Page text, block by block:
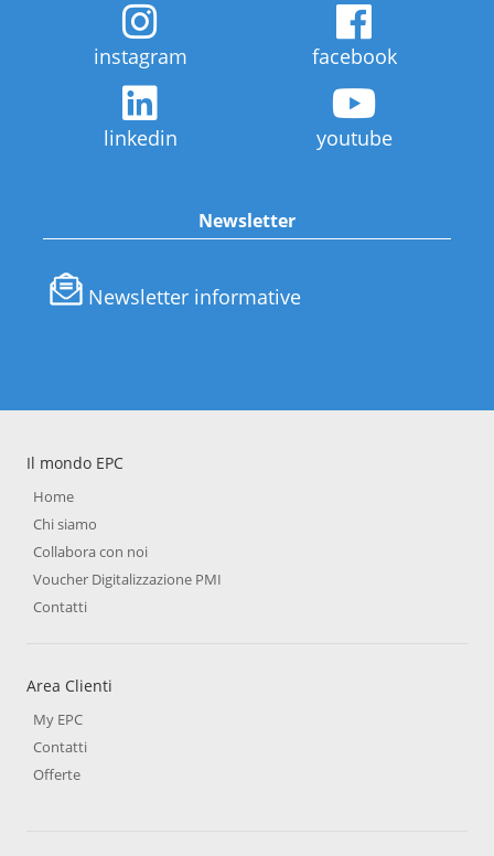
instagram facebook
linkedin youtube
Newsletter
Newsletter informative
Il mondo EPC
Home
Chi siamo
Collabora con noi
Voucher Digitalizzazione PMI
Contatti
Area Clienti
My EPC
Contatti
Offerte